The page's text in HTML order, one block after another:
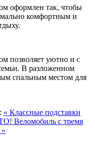
оформлен так, чтобы
комфортным и
позволяет уютно и с
В разложенном
спальным местом для
« Классные подставки
Веломобиль с тремя